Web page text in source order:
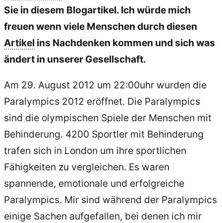
Sie in diesem Blogartikel. Ich würde mich
freuen wenn viele Menschen durch diesen
Artikel ins Nachdenken kommen und sich was
ändert in unserer Gesellschaft.
Am 29. August 2012 um 22:00uhr wurden die
Paralympics 2012 eröffnet. Die Paralympics
sind die olympischen Spiele der Menschen mit
Behinderung. 4200 Sportler mit Behinderung
trafen sich in London um ihre sportlichen
Fähigkeiten zu vergleichen. Es waren
spannende, emotionale und erfolgreiche
Paralympics. Mir sind während der Paralympics
einige Sachen aufgefallen, bei denen ich mir